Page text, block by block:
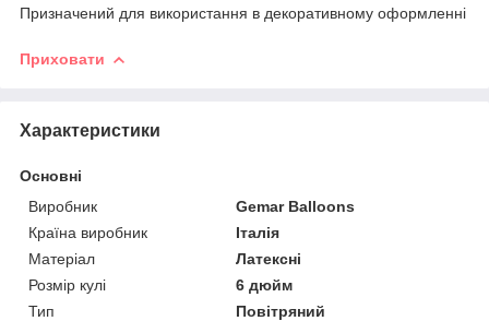
Призначений для використання в декоративному оформленні
Приховати
Характеристики
Основні
Виробник
Gemar Balloons
Країна виробник
Італія
Матеріал
Латексні
Розмір кулі
6 дюйм
Тип
Повітряний